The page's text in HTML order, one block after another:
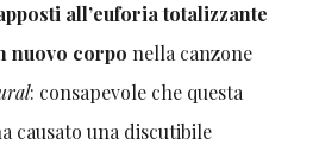
all’euforia totalizzante
nuovo corpo nella canzone
: consapevole che questa
causato una discutibile